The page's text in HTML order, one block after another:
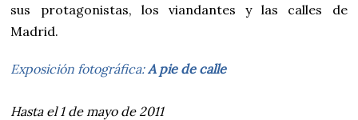
sus protagonistas, los viandantes y las calles de
Madrid.
Exposición fotográfica:A pie de calle
Hasta el 1 de mayo de 2011